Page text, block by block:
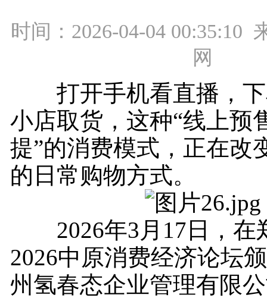
时间：2026-04-04 00:35:10
网
打开手机看直播，下
小店取货，这种“线上预
提”的消费模式，正在改
的日常购物方式。
2026年3月17日，在
2026中原消费经济论坛
州氢春态企业管理有限